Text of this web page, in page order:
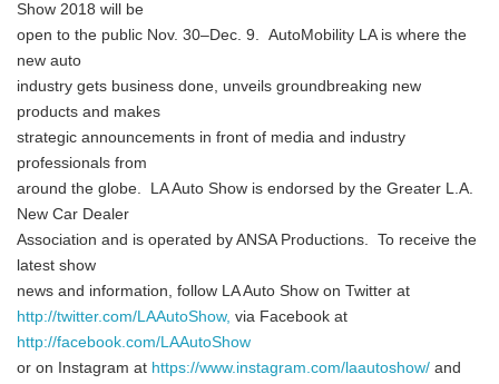
Show 2018 will be
open to the public Nov. 30–Dec. 9. AutoMobility LA is where the
new auto
industry gets business done, unveils groundbreaking new
products and makes
strategic announcements in front of media and industry
professionals from
around the globe. LA Auto Show is endorsed by the Greater L.A.
New Car Dealer
Association and is operated by ANSA Productions. To receive the
latest show
news and information, follow LA Auto Show on Twitter at
http://twitter.com/LAAutoShow, via Facebook at
http://facebook.com/LAAutoShow
or on Instagram at https://www.instagram.com/laautoshow/ and